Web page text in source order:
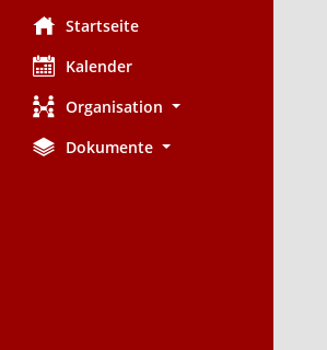
Startseite
Kalender
Organisation
Dokumente